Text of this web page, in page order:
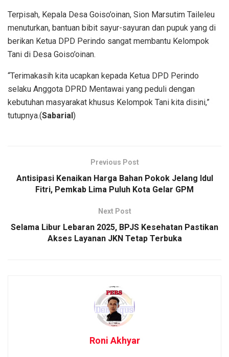
Terpisah, Kepala Desa Goiso’oinan, Sion Marsutim Taileleu
menuturkan, bantuan bibit sayur-sayuran dan pupuk yang di
berikan Ketua DPD Perindo sangat membantu Kelompok
Tani di Desa Goiso’oinan.
“Terimakasih kita ucapkan kepada Ketua DPD Perindo
selaku Anggota DPRD Mentawai yang peduli dengan
kebutuhan masyarakat khusus Kelompok Tani kita disini,”
tutupnya.(Sabarial)
Previous Post
Antisipasi Kenaikan Harga Bahan Pokok Jelang Idul
Fitri, Pemkab Lima Puluh Kota Gelar GPM
Next Post
Selama Libur Lebaran 2025, BPJS Kesehatan Pastikan
Akses Layanan JKN Tetap Terbuka
Roni Akhyar